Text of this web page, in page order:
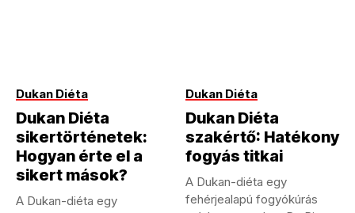
Dukan Diéta
Dukan Diéta
sikertörténetek:
Hogyan érte el a
sikert mások?
A Dukan-diéta egy
Dukan Diéta
Dukan Diéta
szakértő: Hatékony
fogyás titkai
A Dukan-diéta egy
fehérjealapú fogyókúrás